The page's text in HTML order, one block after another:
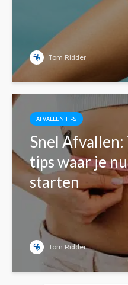
Tom Ridder
AFVALLEN TIPS
Snel
tips waar je
starten
Tom Ridder